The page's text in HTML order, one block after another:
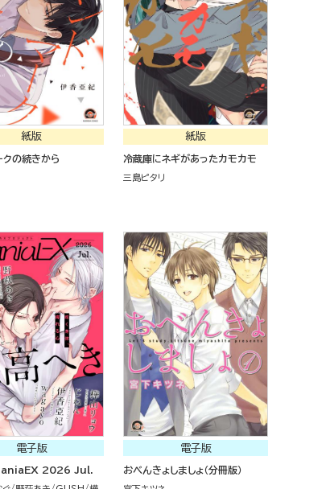
紙版
クの続きから
紙版
冷蔵庫にネギがあったカモカモ
三島ピタリ
電子版
2026 Jul.
電子版
おべんきょしましょ（分冊版）